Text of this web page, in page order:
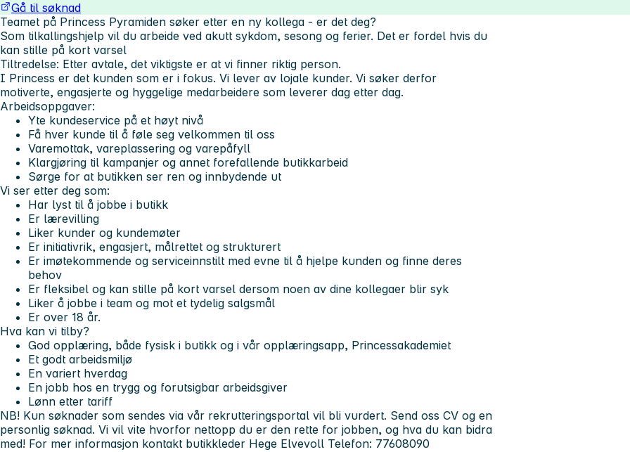
Gå til søknad
Teamet på Princess Pyramiden søker etter en ny kollega - er det deg?
Som tilkallingshjelp vil du arbeide ved akutt sykdom, sesong og ferier. Det er fordel hvis du
kan stille på kort varsel
Tiltredelse: Etter avtale, det viktigste er at vi finner riktig person.
I Princess er det kunden som er i fokus. Vi lever av lojale kunder. Vi søker derfor
motiverte, engasjerte og hyggelige medarbeidere som leverer dag etter dag.
Arbeidsoppgaver:
Yte kundeservice på et høyt nivå
Få hver kunde til å føle seg velkommen til oss
Varemottak, vareplassering og varepåfyll
Klargjøring til kampanjer og annet forefallende butikkarbeid
Sørge for at butikken ser ren og innbydende ut
Vi ser etter deg som:
Har lyst til å jobbe i butikk
Er lærevilling
Liker kunder og kundemøter
Er initiativrik, engasjert, målrettet og strukturert
Er imøtekommende og serviceinnstilt med evne til å hjelpe kunden og finne deres
behov
Er fleksibel og kan stille på kort varsel dersom noen av dine kollegaer blir syk
Liker å jobbe i team og mot et tydelig salgsmål
Er over 18 år.
Hva kan vi tilby?
God opplæring, både fysisk i butikk og i vår opplæringsapp, Princessakademiet
Et godt arbeidsmiljø
En variert hverdag
En jobb hos en trygg og forutsigbar arbeidsgiver
Lønn etter tariff
NB! Kun søknader som sendes via vår rekrutteringsportal vil bli vurdert. Send oss CV og en
personlig søknad. Vi vil vite hvorfor nettopp du er den rette for jobben, og hva du kan bidra
med! For mer informasjon kontakt butikkleder Hege Elvevoll Telefon: 77608090